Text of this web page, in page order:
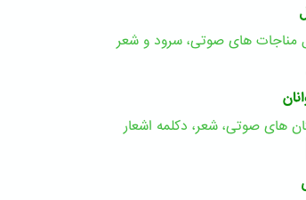
مناجات های صوتی، سرود و شعر
های صوتی، شعر، دکلمه اشعار